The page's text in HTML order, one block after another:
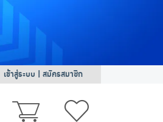
เข้าสู่ระบบ | สมัครสมาชิก